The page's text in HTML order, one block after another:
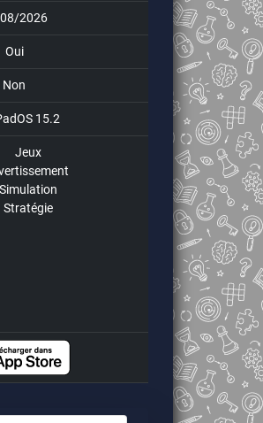
2026
Oui
Non
15.2
Jeux
Simulation
Stratégie